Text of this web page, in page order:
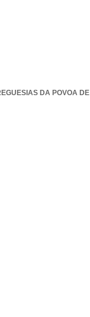
DA POVOA DE